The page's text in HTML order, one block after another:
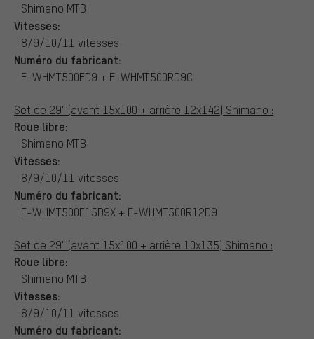
Shimano MTB
Vitesses:
8/9/10/11 vitesses
Numéro du fabricant:
E-WHMT500FD9 + E-WHMT500RD9C
Set de 29" (avant 15x100 + arrière 12x142) Shimano :
Roue libre:
Shimano MTB
Vitesses:
8/9/10/11 vitesses
Numéro du fabricant:
E-WHMT500F15D9X + E-WHMT500R12D9
Set de 29" (avant 15x100 + arrière 10x135) Shimano :
Roue libre:
Shimano MTB
Vitesses:
8/9/10/11 vitesses
Numéro du fabricant: